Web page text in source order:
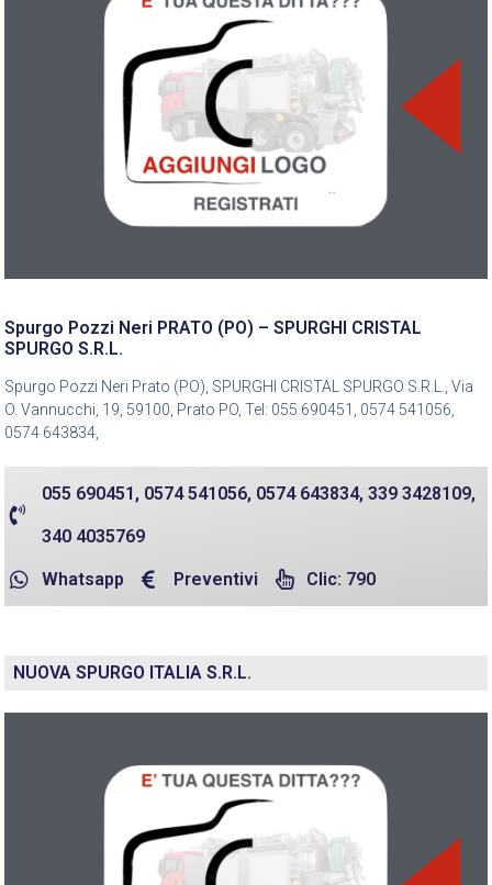
Spurgo Pozzi Neri PRATO (PO) – SPURGHI CRISTAL
SPURGO S.R.L.
Spurgo Pozzi Neri Prato (PO), SPURGHI CRISTAL SPURGO S.R.L., Via
O. Vannucchi, 19, 59100, Prato PO, Tel: 055 690451, 0574 541056,
0574 643834,
055 690451, 0574 541056, 0574 643834, 339 3428109,
340 4035769
Whatsapp Preventivi Clic: 790
NUOVA SPURGO ITALIA S.R.L.